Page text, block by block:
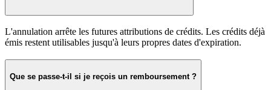
L'annulation arrête les futures attributions de crédits. Les crédits déjà
émis restent utilisables jusqu'à leurs propres dates d'expiration.
Que se passe-t-il si je reçois un remboursement ?